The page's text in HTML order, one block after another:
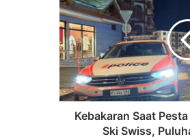
Kebakaran Saat
Ski Swiss,